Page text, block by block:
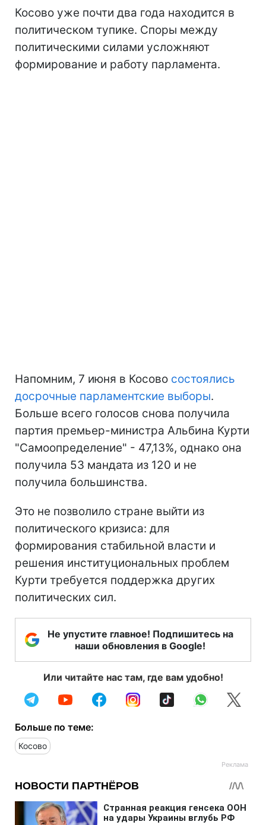
Косово уже почти два года находится в
политическом тупике. Споры между
политическими силами усложняют
формирование и работу парламента.
Напомним, 7 июня в Косово состоялись
досрочные парламентские выборы.
Больше всего голосов снова получила
партия премьер-министра Альбина Курти
"Самоопределение" - 47,13%, однако она
получила 53 мандата из 120 и не
получила большинства.
Это не позволило стране выйти из
политического кризиса: для
формирования стабильной власти и
решения институциональных проблем
Курти требуется поддержка других
политических сил.
Не упустите главное! Подпишитесь на
наши обновления в Google!
Или читайте нас там, где вам удобно!
Больше по теме:
Косово